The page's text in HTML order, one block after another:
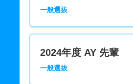
一般選抜
2024年度 AY 先輩
一般選抜